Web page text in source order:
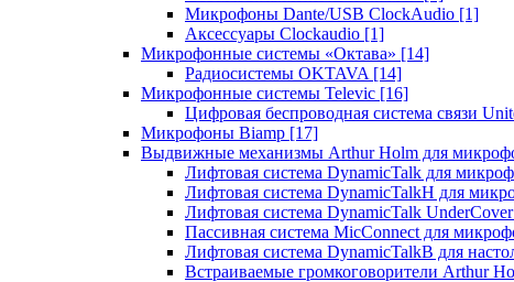
Микрофоны Dante/USB ClockAudio [1]
Аксессуары Clockaudio [1]
Микрофонные системы «Октава» [14]
Радиосистемы OKTAVA [14]
Микрофонные системы Televic [16]
Цифровая беспроводная система связи
Микрофоны Biamp [17]
Выдвижные механизмы Arthur Holm для
Лифтовая система DynamicTalk для
Лифтовая система DynamicTalkH для
Лифтовая система DynamicTalk UnderCover
Пассивная система MicConnect для
Лифтовая система DynamicTalkB для
Встраиваемые громкоговорители Arthur